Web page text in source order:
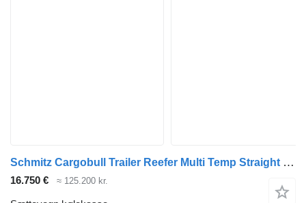
Schmitz Cargobull Trailer Reefer Multi Temp Straight
16.750 €
≈ 125.200 kr.